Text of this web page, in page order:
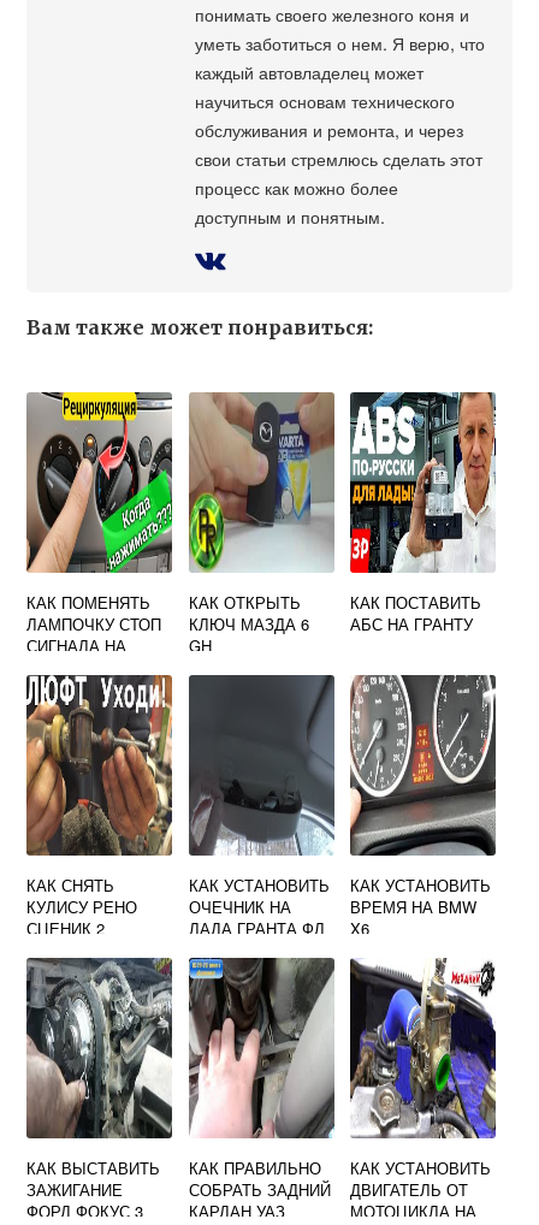
понимать своего железного коня и
уметь заботиться о нем. Я верю, что
каждый автовладелец может
научиться основам технического
обслуживания и ремонта, и через
свои статьи стремлюсь сделать этот
процесс как можно более
доступным и понятным.
Вам также может понравиться:
КАК ПОМЕНЯТЬ
ЛАМПОЧКУ СТОП
СИГНАЛА НА
2015 СЕДАН
КАК ОТКРЫТЬ
КЛЮЧ МАЗДА 6
GH
КАК ПОСТАВИТЬ
АБС НА ГРАНТУ
КАК СНЯТЬ
КУЛИСУ РЕНО
СЦЕНИК 2
КАК УСТАНОВИТЬ
ОЧЕЧНИК НА
ЛАДА ГРАНТА ФЛ
КАК УСТАНОВИТЬ
ВРЕМЯ НА BMW
X6
КАК ВЫСТАВИТЬ
ЗАЖИГАНИЕ
ФОРД ФОКУС 3
КАК ПРАВИЛЬНО
СОБРАТЬ ЗАДНИЙ
КАРДАН УАЗ
КАК УСТАНОВИТЬ
ДВИГАТЕЛЬ ОТ
МОТОЦИКЛА НА